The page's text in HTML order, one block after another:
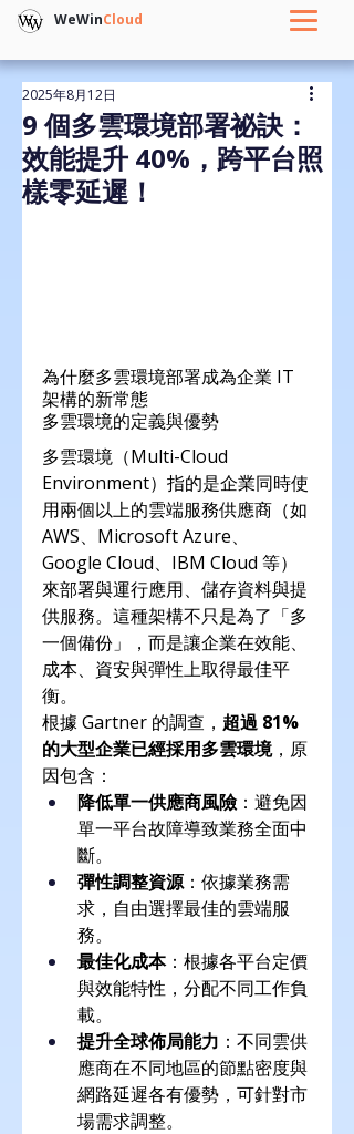
WeWinCloud
9 個多雲環境部署祕訣：
效能提升 40%，跨平台照
樣零延遲！
2025年8月12日
為什麼多雲環境部署成為企業 IT
架構的新常態
多雲環境的定義與優勢
多雲環境（Multi-Cloud
Environment）指的是企業同時使
用兩個以上的雲端服務供應商（如
AWS、Microsoft Azure、
Google Cloud、IBM Cloud 等）
來部署與運行應用、儲存資料與提
供服務。這種架構不只是為了「多
一個備份」，而是讓企業在效能、
成本、資安與彈性上取得最佳平
衡。
根據 Gartner 的調查， 超過 81%
的大型企業已經採用多雲環境，原
因包含：
降低單一供應商風險 ：避免因
單一平台故障導致業務全面中
斷。
彈性調整資源：依據業務需
求，自由選擇最佳的雲端服
務。
最佳化成本：根據各平台定價
與效能特性，分配不同工作負
載。
提升全球佈局能力 ：不同雲供
應商在不同地區的節點密度與
網路延遲各有優勢，可針對市
場需求調整。